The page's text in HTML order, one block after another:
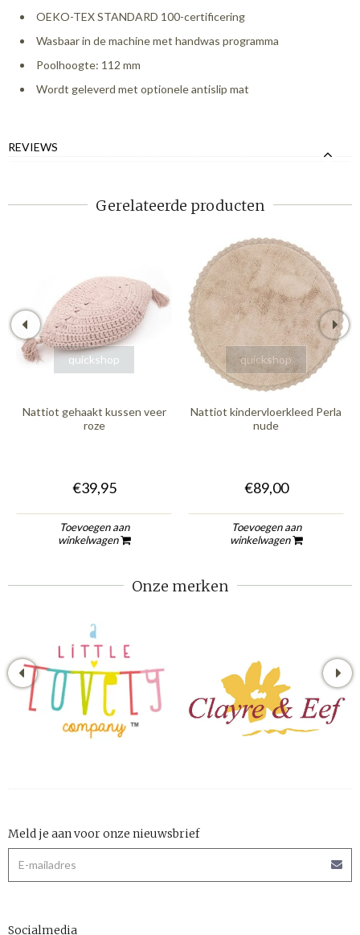
OEKO-TEX STANDARD 100-certificering
Wasbaar in de machine met handwas programma
Poolhoogte: 112 mm
Wordt geleverd met optionele antislip mat
REVIEWS
Gerelateerde producten
quickshop
Nattiot gehaakt kussen veer
roze
€39,95
Toevoegen aan
winkelwagen
quickshop
Nattiot kindervloerkleed Perla
nude
€89,00
Toevoegen aan
winkelwagen
Onze merken
Meld je aan voor onze nieuwsbrief
Socialmedia